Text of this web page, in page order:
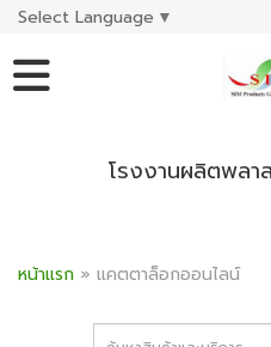
Select Language ▼
โรงงานผลิตพลา
หน้าแรก » แคตตาล็อกออนไลน์